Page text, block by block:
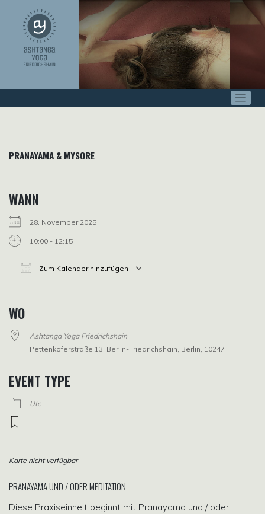
springen
PRANAYAMA & MYSORE
WANN
28. November 2025
10:00 - 12:15
Zum Kalender hinzufügen
WO
Ashtanga Yoga Friedrichshain
Pettenkoferstraße 13, Berlin-Friedrichshain, Berlin, 10247
EVENT TYPE
Ute
Karte nicht verfügbar
PRANAYAMA UND / ODER MEDITATION
Diese Praxiseinheit beginnt mit Pranayama und / oder